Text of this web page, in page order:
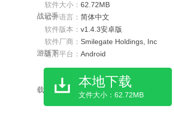
软件大小： 62.72MB
软件语言： 简体中文
软件版本： v1.4.3安卓版
软件厂商： Smilegate Holdings, Inc
适用平台： Android
本地下载
文件大小：62.72MB